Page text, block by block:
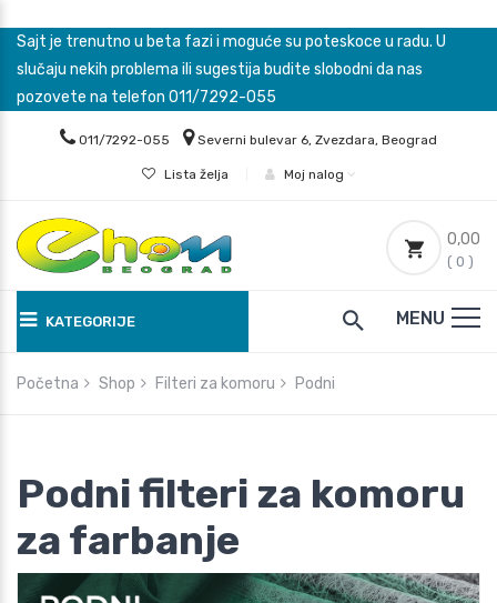
Sajt je trenutno u beta fazi i moguće su poteskoce u radu. U
slučaju nekih problema ili sugestija budite slobodni da nas
pozovete na telefon 011/7292-055
011/7292-055 Severni bulevar 6, Zvezdara, Beograd
Lista želja Moj nalog
0,00
( 0 )
KATEGORIJE MENU
Početna Shop Filteri za komoru Podni
Podni filteri za komoru
za farbanje